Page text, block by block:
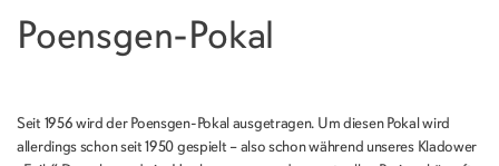
Poensgen-Pokal
Seit 1956 wird der Poensgen-Pokal ausgetragen. Um diesen Pokal wird
allerdings schon seit 1950 gespielt – also schon während unseres Kladower